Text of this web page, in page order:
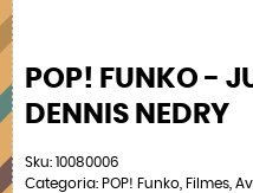
POP! FUNKO -
DENNIS NEDRY
Sku: 10080006
Categoria: POP! Funko Filmes